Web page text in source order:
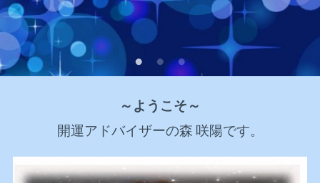
～ようこそ～
開運アドバイザーの森 咲陽です。